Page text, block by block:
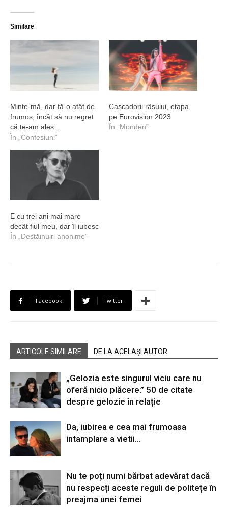
Similare
Minte-mă, dar fă-o atât de
frumos, încât să nu regret
că te-am ales…
În „Confesiuni”
Cascadorii râsului, etapa
pe Eurovision 2023
În „Monden”
E cu trei ani mai mare
decât fiul meu, dar îl iubesc
În „Destăinuiri anonime”
Facebook Twitter
ARTICOLE SIMILARE DE LA ACELAȘI AUTOR
„Gelozia este singurul viciu care nu
oferă nicio plăcere.” 50 de citate
despre gelozie în relație
Da, iubirea e cea mai frumoasa
intamplare a vietii…
Nu te poți numi bărbat adevărat dacă
nu respecți aceste reguli de politețe în
preajma unei femei